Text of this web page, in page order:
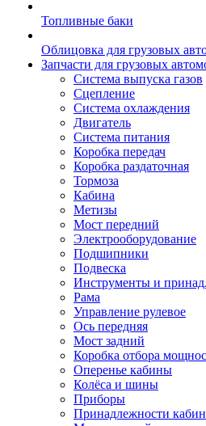
Топливные баки
Облицовка для грузовых
Запчасти для грузовых
Система выпуска газов
Сцепление
Система охлаждения
Двигатель
Система питания
Коробка передач
Коробка раздаточная
Тормоза
Кабина
Метизы
Мост передний
Электрооборудование
Подшипники
Подвеска
Инструменты и
Рама
Управление рулевое
Ось передняя
Мост задний
Коробка отбора
Оперенье кабины
Колёса и шины
Приборы
Принадлежности